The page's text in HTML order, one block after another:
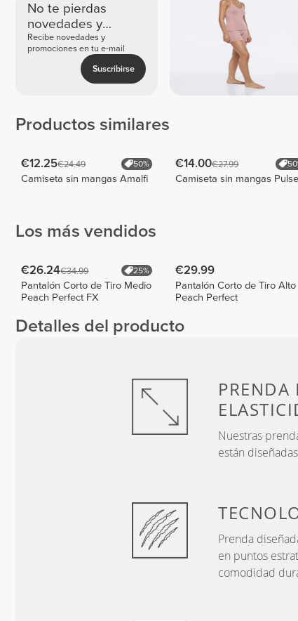
No te pierdas
novedades y
ofertas exclusivas
Recibe novedades y
promociones en tu e-mail
Suscribirse
Productos similares
€12.25€24.49 50%
Camiseta sin mangas Amalfi
€14.00€27.99
Camiseta sin mangas Pulse
Los más vendidos
€26.24€34.99 25%
Pantalón Corto de Tiro Medio
Peach Perfect FX
€29.99
Pantalón Corto de Tiro Alto
Peach Perfect
Detalles del producto
PRENDA
Nuestras
están
Prenda
en puntos
comodidad